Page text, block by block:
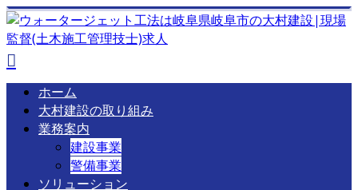
ホーム
大村建設の取り組み
業務案内
建設事業
警備事業
ソリューション